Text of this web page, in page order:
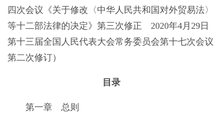
四次会议《关于修改〈中华人民共和国对外贸易法〉
等十二部法律的决定》第三次修正 2020年4月29日
第十三届全国人民代表大会常务委员会第十七次会议
第二次修订）
目录
第一章 总则